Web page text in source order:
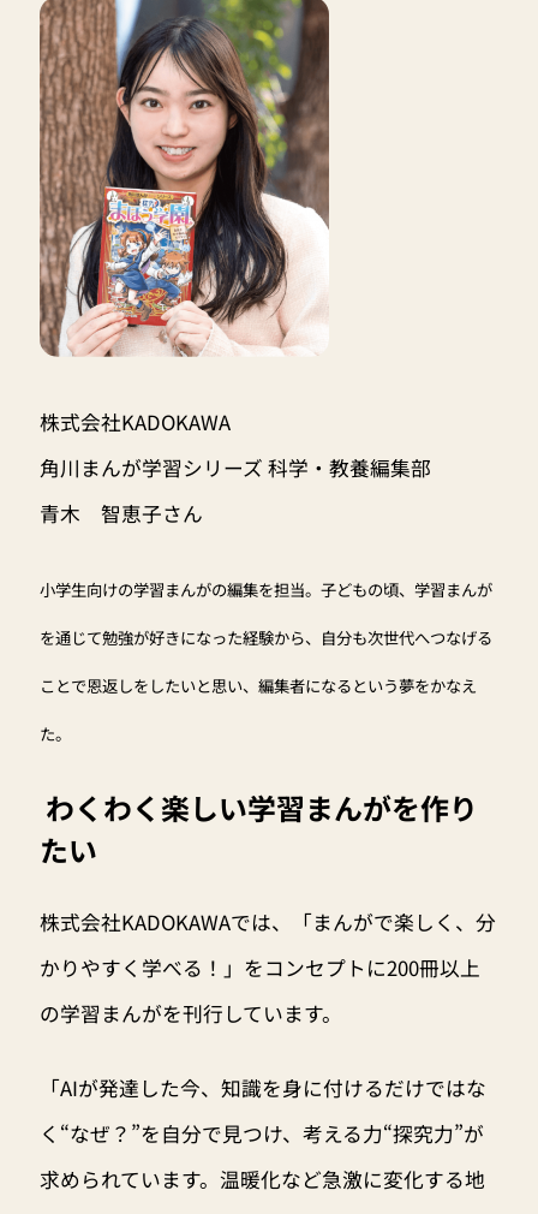
株式会社KADOKAWA
角川まんが学習シリーズ 科学・教養編集部
青木 智恵子さん
小学生向けの学習まんがの編集を担当。子どもの頃、学習まんが
を通じて勉強が好きになった経験から、自分も次世代へつなげる
ことで恩返しをしたいと思い、編集者になるという夢をかなえ
た。
わくわく楽しい学習まんがを作り
たい
株式会社KADOKAWAでは、「まんがで楽しく、分
かりやすく学べる！」をコンセプトに200冊以上
の学習まんがを刊行しています。
「AIが発達した今、知識を身に付けるだけではな
く“なぜ？”を自分で見つけ、考える力“探究力”が
求められています。温暖化など急激に変化する地